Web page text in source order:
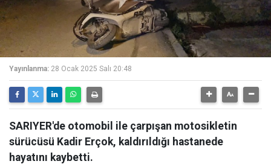
Yayınlanma: 28 Ocak 2025 Salı 20:48
SARIYER'de otomobil ile çarpışan motosikletin
sürücüsü Kadir Erçok, kaldırıldığı hastanede
hayatını kaybetti.